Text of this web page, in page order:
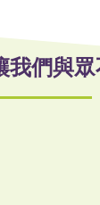
我們與